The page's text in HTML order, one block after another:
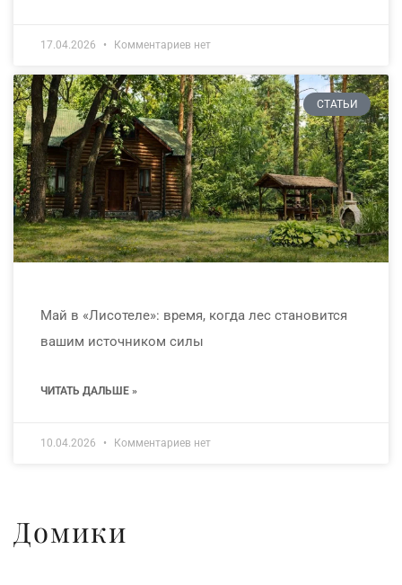
17.04.2026 Комментариев нет
СТАТЬИ
Май в «Лисотеле»: время, когда лес становится
вашим источником силы
ЧИТАТЬ ДАЛЬШЕ »
10.04.2026 Комментариев нет
Домики